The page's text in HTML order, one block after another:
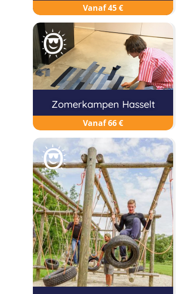
Vanaf 45 €
Zomerkampen Hasselt
Vanaf 66 €